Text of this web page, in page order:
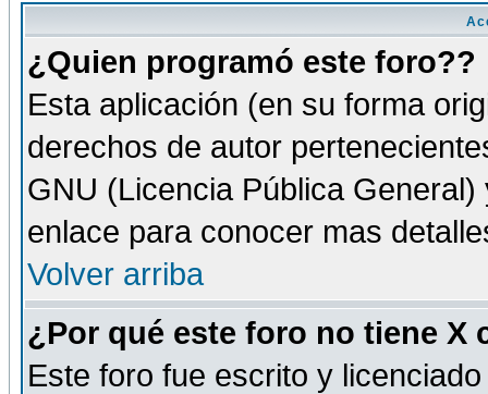
¿Quien programó este foro??
Esta aplicación (en su forma
derechos de autor
GNU (Licencia Pública
enlace para conocer mas
Volver arriba
¿Por qué este foro no tiene X
Este foro fue escrito y